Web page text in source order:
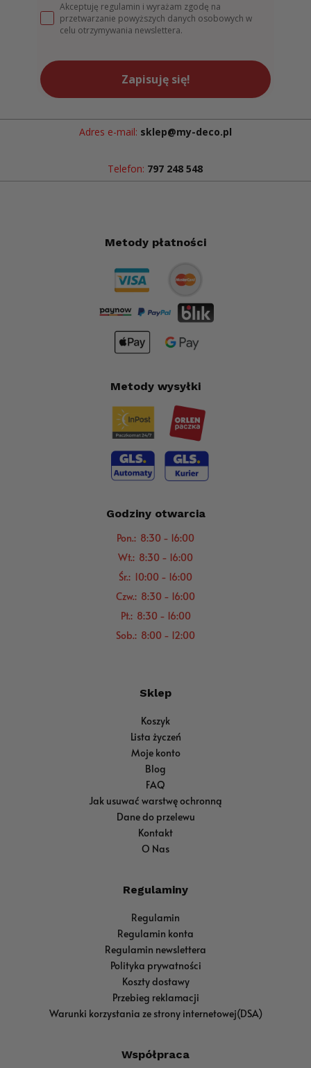
Akceptuję regulamin i wyrażam zgodę na
przetwarzanie powyższych danych osobowych w
celu otrzymywania newslettera.
Zapisuję się!
Adres e-mail: sklep@my-deco.pl
Telefon: 797 248 548
Metody płatności
Metody wysyłki
Godziny otwarcia
Pon.: 8:30 - 16:00
Wt.: 8:30 - 16:00
Śr.: 10:00 - 16:00
Czw.: 8:30 - 16:00
Pt.: 8:30 - 16:00
Sob.: 8:00 - 12:00
Sklep
Koszyk
Lista życzeń
Moje konto
Blog
FAQ
Jak usuwać warstwę ochronną
Dane do przelewu
Kontakt
O Nas
Regulaminy
Regulamin
Regulamin konta
Regulamin newslettera
Polityka prywatności
Koszty dostawy
Przebieg reklamacji
Warunki korzystania ze strony internetowej(DSA)
Współpraca